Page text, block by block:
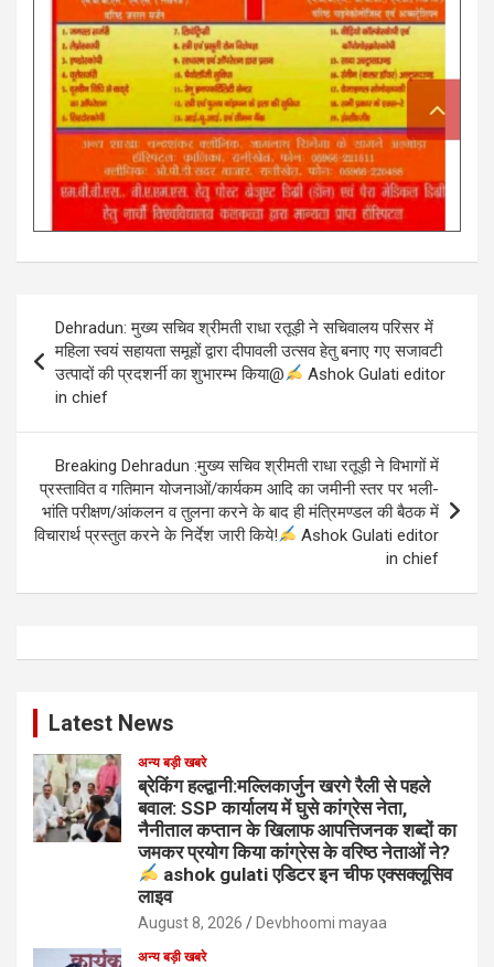
navigation
Dehradun: मुख्य सचिव श्रीमती राधा रतूड़ी ने सचिवालय परिसर में
महिला स्वयं सहायता समूहों द्वारा दीपावली उत्सव हेतु बनाए गए सजावटी
उत्पादों की प्रदशर्नी का शुभारम्भ किया@
Ashok Gulati editor
in chief
Breaking Dehradun :मुख्य सचिव श्रीमती राधा रतूड़ी ने विभागों में
प्रस्तावित व गतिमान योजनाओं/कार्यकम आदि का जमीनी स्तर पर भली-
भांति परीक्षण/आंकलन व तुलना करने के बाद ही मंत्रिमण्डल की बैठक में
विचारार्थ प्रस्तुत करने के निर्देश जारी किये!
Ashok Gulati editor
in chief
Latest News
अन्य बड़ी खबरे
ब्रेकिंग हल्द्वानी:मल्लिकार्जुन खरगे रैली से पहले
बवाल: SSP कार्यालय में घुसे कांग्रेस नेता,
नैनीताल कप्तान के खिलाफ आपत्तिजनक शब्दों का
जमकर प्रयोग किया कांग्रेस के वरिष्ठ नेताओं ने?
ashok gulati एडिटर इन चीफ एक्सक्लूसिव
लाइव
August 8, 2026 Devbhoomi mayaa
अन्य बड़ी खबरे